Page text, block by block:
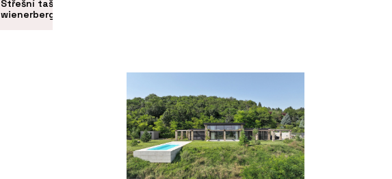
Střešní taška bobrovka Tondach -
wienerberger